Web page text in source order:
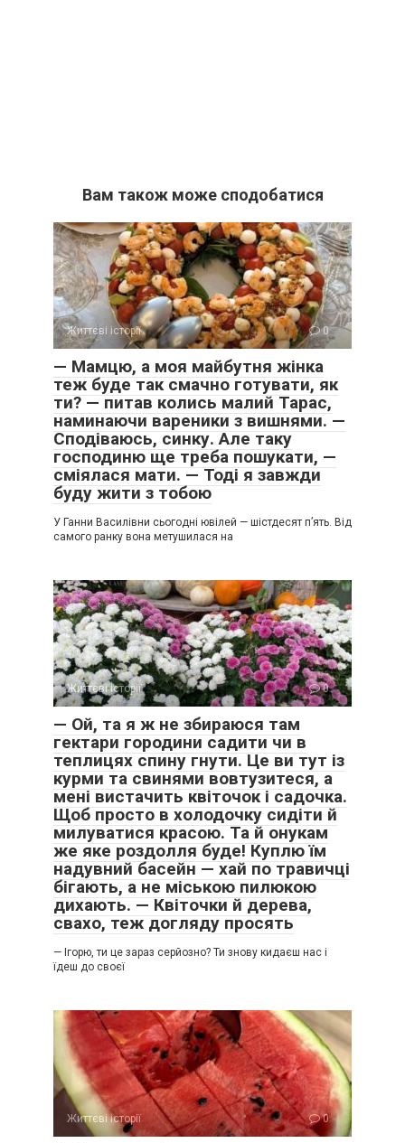
Вам також може сподобатися
Життєві історії 0
— Мамцю, а моя майбутня жінка
теж буде так смачно готувати, як
ти? — питав колись малий Тарас,
наминаючи вареники з вишнями. —
Сподіваюсь, синку. Але таку
господиню ще треба пошукати, —
сміялася мати. — Тоді я завжди
буду жити з тобою
У Ганни Василівни сьогодні ювілей — шістдесят п’ять. Від
самого ранку вона метушилася на
Життєві історії 0
— Ой, та я ж не збираюся там
гектари городини садити чи в
теплицях спину гнути. Це ви тут із
курми та свинями вовтузитеся, а
мені вистачить квіточок і садочка.
Щоб просто в холодочку сидіти й
милуватися красою. Та й онукам
же яке роздолля буде! Куплю їм
надувний басейн — хай по травичці
бігають, а не міською пилюкою
дихають. — Квіточки й дерева,
свахо, теж догляду просять
— Ігорю, ти це зараз серйозно? Ти знову кидаєш нас і
їдеш до своєї
Життєві історії 0